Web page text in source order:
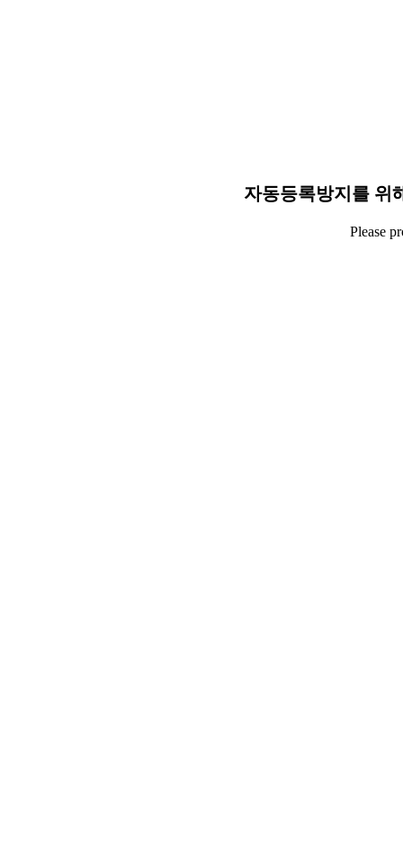
자동등록방지를 위
Please